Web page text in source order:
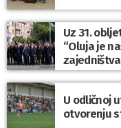
Uz 31.
“Oluja je
U odličnoj
otvorenju